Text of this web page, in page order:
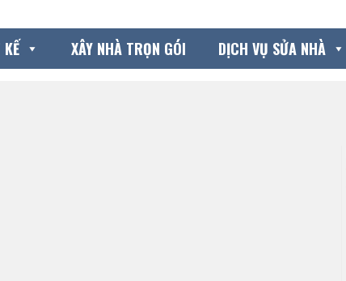
XÂY NHÀ TRỌN GÓI DỊCH VỤ SỬA NHÀ